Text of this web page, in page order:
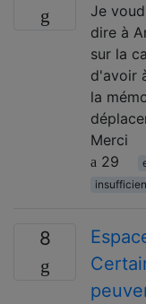
Je
dire à
sur la
d'avoir
la
Merci
29
8